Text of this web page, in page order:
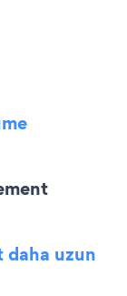
daha uzun